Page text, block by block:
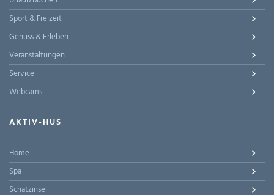
Sport & Freizeit
Genuss & Erleben
Veranstaltungen
Service
Webcams
AKTIV-HUS
Home
Spa
Schatzinsel